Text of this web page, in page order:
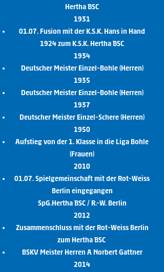
Hertha BSC
1931
01.07. Fusion mit der K.S.K. Hans in Hand
1924 zum K.S.K. Hertha BSC
1934
Deutscher Meister Einzel-Bohle (Herren)
1935
Deutscher Meister Einzel-Bohle (Herren)
1937
Deutscher Meister Einzel-Schere (Herren)
1950
Aufstieg von der 1. Klasse in die Liga Bohle
(Frauen)
2010
01.07. Spielgemeinschaft mit der Rot-Weiss
Berlin eingegangen
SpG.Hertha BSC / R.-W. Berlin
2012
Zusammenschluss mit der Rot-Weiss Berlin
zum Hertha BSC
BSKV Meister Herren A Norbert Gattner
2014